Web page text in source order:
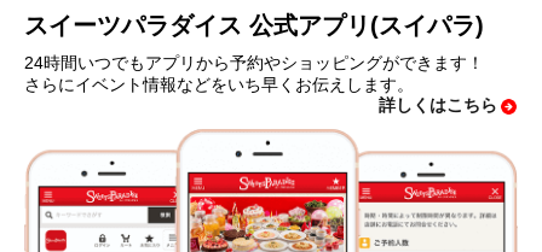
スイーツパラダイス 公式アプリ(スイパラ)
24時間いつでもアプリから予約やショッピングができます！
さらにイベント情報などをいち早くお伝えします。
詳しくはこちら